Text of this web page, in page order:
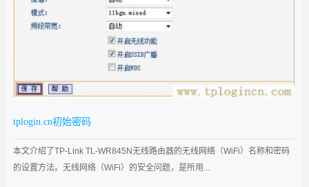
tplogin.cn初始密码
本文介绍了TP-Link TL-WR845N无线路由器的无线网络（WiFi）名称和密码
的设置方法。无线网络（WiFi）的安全问题，是所用...